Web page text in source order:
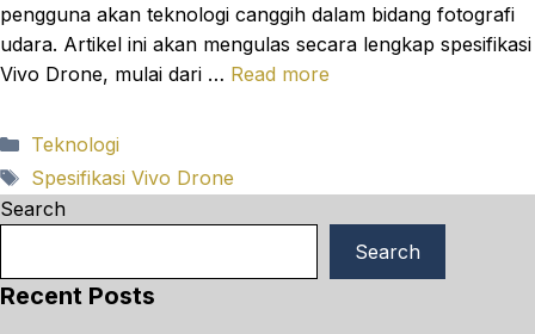
pengguna akan teknologi canggih dalam bidang fotografi
udara. Artikel ini akan mengulas secara lengkap spesifikasi
Vivo Drone, mulai dari … Read more
Categories
Teknologi
Tags
Spesifikasi Vivo Drone
Search
Search
Recent Posts